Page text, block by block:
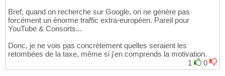
Bref, quand on recherche sur Google, on ne génère pas
forcément un énorme traffic extra-européen. Pareil pour
YouTube & Consorts...
Donc, je ne vois pas concrètement quelles seraient les
retombées de la taxe, même si j'en comprends la motivation.
1
0